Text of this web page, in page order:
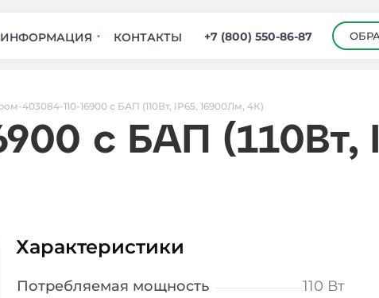
ИНФОРМАЦИЯ КОНТАКТЫ +7 (800) 550-86-87
403084-110-16900 с БАП (110Вт, IP65, 16900Лм, 4К)
с БАП (110Вт,
Характеристики
Потребляемая мощность
110 Вт